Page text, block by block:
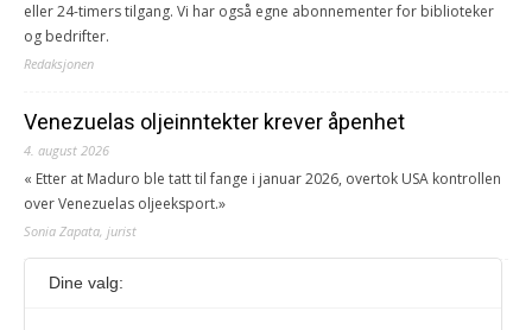
eller 24-timers tilgang. Vi har også egne abonnementer for biblioteker
og bedrifter.
Redaksjonen
Venezuelas oljeinntekter krever åpenhet
4. august 2026
« Etter at Maduro ble tatt til fange i januar 2026, overtok USA kontrollen
over Venezuelas oljeeksport.»
Sonia Zapata, jurist
117,8 millioner er på flukt, en nedgang fra forrige
Dine valg: